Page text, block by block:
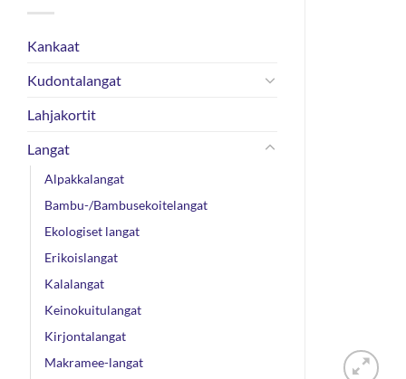
Kankaat
Kudontalangat
Lahjakortit
Langat
Alpakkalangat
Bambu-/Bambusekoitelangat
Ekologiset langat
Erikoislangat
Kalalangat
Keinokuitulangat
Kirjontalangat
Makramee-langat